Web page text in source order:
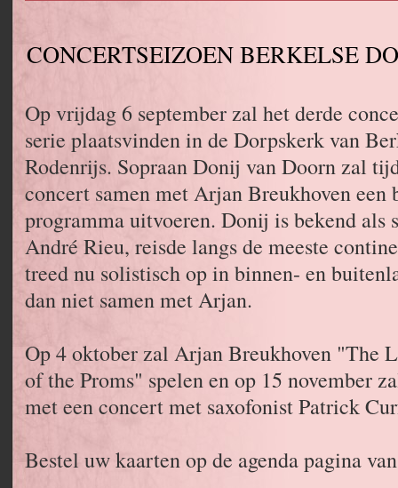
CONCERTSEIZOEN BERKELSE
Op vrijdag 6 september zal het derde
serie plaatsvinden in de Dorpskerk van
Rodenrijs. Sopraan Donij van Doorn zal
concert samen met Arjan Breukhoven een
programma uitvoeren. Donij is bekend als
André Rieu, reisde langs de meeste
treed nu solistisch op in binnen- en
dan niet samen met Arjan.
Op 4 oktober zal Arjan Breukhoven "The
of the Proms" spelen en op 15 november
met een concert met saxofonist Patrick
Bestel uw kaarten op de agenda pagina